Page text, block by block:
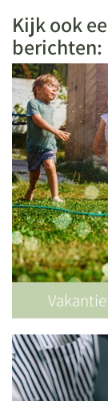
Kijk ook
berichten: